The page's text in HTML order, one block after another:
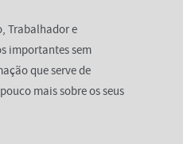
Trabalhador e
importantes sem
que serve de
mais sobre os seus